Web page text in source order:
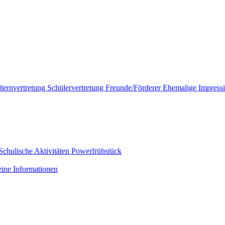
Schülervertretung Freunde/FördererEhemalige
Aktivitäten Powerfrühstück
Informationen